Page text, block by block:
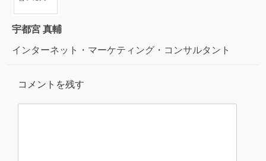
宇都宮 真輔
インターネット・マーケティング・コンサルタント
コメントを残す